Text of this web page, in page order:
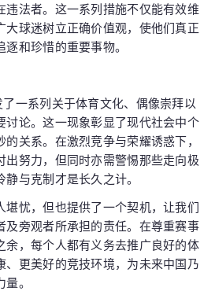
违法者。这一系列措施不仅能有效维
大球迷树立正确价值观，使他们真正
和珍惜的重要事物。
一系列关于体育文化、偶像崇拜以
讨论。这一现象彰显了现代社会中个
关系。在激烈竞争与荣耀诱惑下，
出努力，但同时亦需警惕那些走向极
与克制才是长久之计。
堪忧，但也提供了一个契机，让我们
及旁观者所承担的责任。在尊重赛事
余，每个人都有义务去推广良好的体
、更美好的竞技环境，为未来中国乃
。